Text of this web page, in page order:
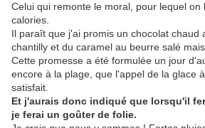
Celui qui remonte le moral, pour lequel on
calories.
Il paraît que j'ai promis un chocolat chaud
chantilly et du caramel au beurre salé
Cette promesse a été formulée un jour
encore à la plage, que l'appel de la glace
satisfait.
Et j'aurais donc indiqué que lorsqu'il
je ferai un goûter de folie.